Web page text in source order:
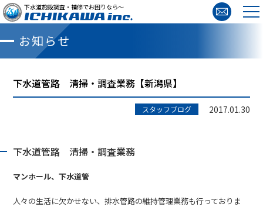
下水道施設調査・補修でお困りなら～
お知らせ
下水道管路 清掃・調査業務【新潟県】
スタッフブログ 2017.01.30
下水道管路 清掃・調査業務
マンホール、下水道管
人々の生活に欠かせない、排水管路の維持管理業務も行っておりま